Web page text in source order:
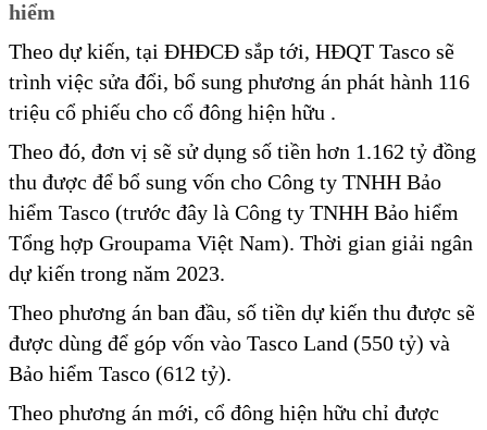
hiểm
Theo dự kiến, tại ĐHĐCĐ sắp tới, HĐQT Tasco sẽ
trình việc sửa đổi, bổ sung phương án phát hành 116
triệu cổ phiếu cho cổ đông hiện hữu .
Theo đó, đơn vị sẽ sử dụng số tiền hơn 1.162 tỷ đồng
thu được để bổ sung vốn cho Công ty TNHH Bảo
hiểm Tasco (trước đây là Công ty TNHH Bảo hiểm
Tổng hợp Groupama Việt Nam). Thời gian giải ngân
dự kiến trong năm 2023.
Theo phương án ban đầu, số tiền dự kiến thu được sẽ
được dùng để góp vốn vào Tasco Land (550 tỷ) và
Bảo hiểm Tasco (612 tỷ).
Theo phương án mới, cổ đông hiện hữu chỉ được